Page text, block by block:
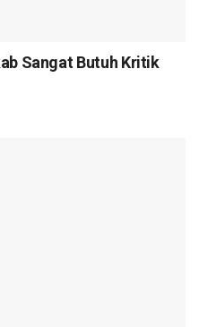
Sangat Butuh Kritik